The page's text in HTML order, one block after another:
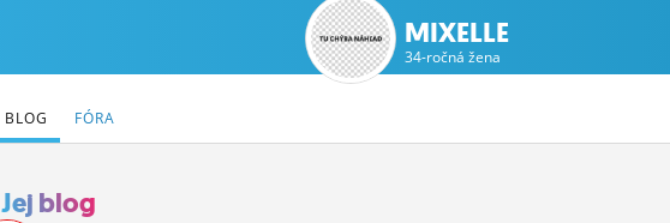
MIXELLE
34-ročná žena
BLOG FÓRA
Jej blog